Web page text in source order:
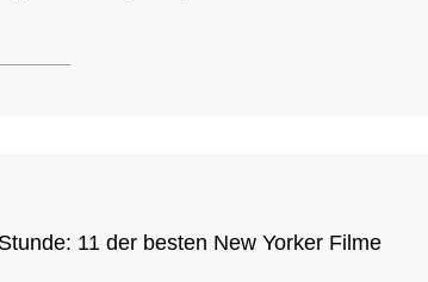
11 der besten New Yorker Filme